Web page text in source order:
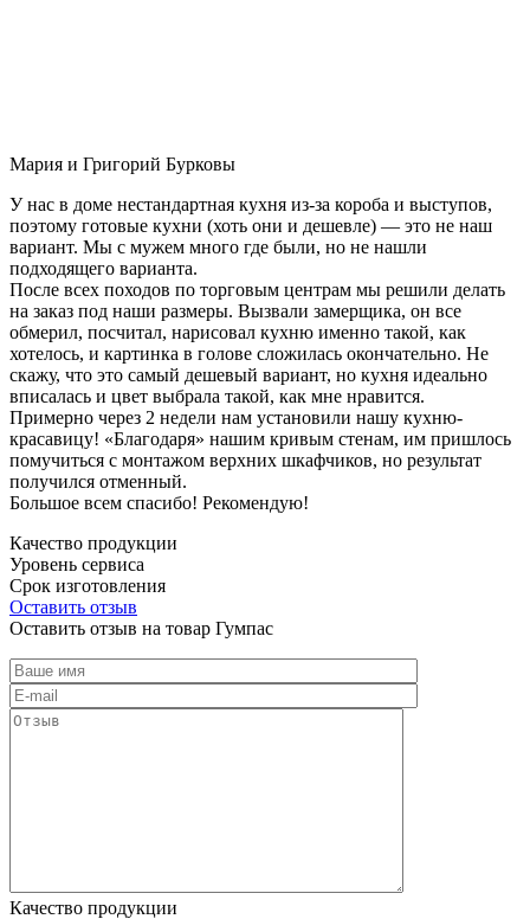
Мария и Григорий Бурковы
У нас в доме нестандартная кухня из-за короба и выступов,
поэтому готовые кухни (хоть они и дешевле) — это не наш
вариант. Мы с мужем много где были, но не нашли
подходящего варианта.
После всех походов по торговым центрам мы решили делать
на заказ под наши размеры. Вызвали замерщика, он все
обмерил, посчитал, нарисовал кухню именно такой, как
хотелось, и картинка в голове сложилась окончательно. Не
скажу, что это самый дешевый вариант, но кухня идеально
вписалась и цвет выбрала такой, как мне нравится.
Примерно через 2 недели нам установили нашу кухню-
красавицу! «Благодаря» нашим кривым стенам, им пришлось
помучиться с монтажом верхних шкафчиков, но результат
получился отменный.
Большое всем спасибо! Рекомендую!
Качество продукции
Уровень сервиса
Срок изготовления
Оставить отзыв
Оставить отзыв на товар Гумпас
Качество продукции